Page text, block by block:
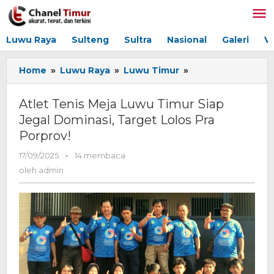
Lewati
ke
Luwu Raya Sulteng Sultra Nasional Galeri
Home » Luwu Raya » Luwu Timur »
Tenis
Luwu
Timur
Lolos
Pra
Porprov!
Atlet Tenis Meja Luwu Timur Siap
Jegal Dominasi, Target Lolos Pra
Porprov!
17/09/2025
oleh
-
14 membaca
oleh admin